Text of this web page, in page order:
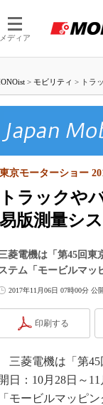
メディア
> モビリティ > トラ
トラックや
易版測量シ
東京モーターショー
菱電機は「第45回東
テム「モービルマッ
2017年11月06日 07時00分 公
印刷する
三菱電機は「第45
開日：10月28日～
「モービルマッピ